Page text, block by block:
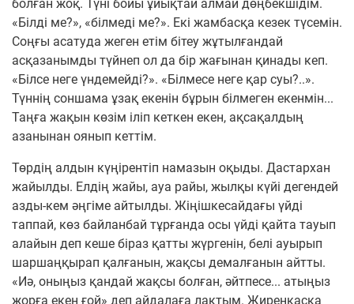
болған жоқ. Түні бойы ұйықтай алмай дөңбекшідім.
«Білді ме?», «білмеді ме?». Екі жамбасқа кезек түсемін.
Соңғы асатуда жеген етім бітеу жұтылғандай
асқазанымды түйнеп ол да бір жағынан қинады кеп.
«Білсе неге үндемейді?». «Білмесе неге қар суы?..».
Түннің соншама ұзақ екенін бұрын білмеген екенмін...
Таңға жақын көзім іліп кеткен екен, ақсақалдың
азанынан оянып кеттім.
Төрдің алдын күңірентіп намазын оқыды. Дастархан
жайылды. Елдің жайы, ауа райы, жылқы күйі дегендей
азды-кем әңгіме айтылды. Жіңішкесайдағы үйді
таппай, көз байланбай тұрғанда осы үйді қайта тауып
алайын деп кеше біраз қатты жүргенін, белі ауырып
шаршаңқырап қалғанын, жақсы демалғанын айтты.
«Иә, оныңыз қандай жақсы болған, әйтпесе... атыңыз
жорға екен ғой» деп айдалаға лақтым. Жиренқасқа